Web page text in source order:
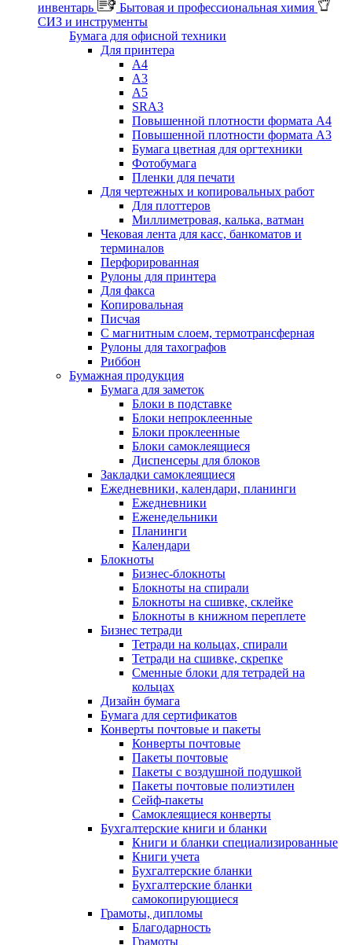
инвентарь
Бытовая и профессиональная химия
СИЗ и инструменты
Бумага для офисной техники
Для принтера
А4
А3
А5
SRA3
Повышенной плотности формата А4
Повышенной плотности формата А3
Бумага цветная для оргтехники
Фотобумага
Пленки для печати
Для чертежных и копировальных работ
Для плоттеров
Миллиметровая, калька, ватман
Чековая лента для касс, банкоматов и
терминалов
Перфорированная
Рулоны для принтера
Для факса
Копировальная
Писчая
С магнитным слоем, термотрансферная
Рулоны для тахографов
Риббон
Бумажная продукция
Бумага для заметок
Блоки в подставке
Блоки непроклеенные
Блоки проклеенные
Блоки самоклеящиеся
Диспенсеры для блоков
Закладки самоклеящиеся
Ежедневники, календари, планинги
Ежедневники
Еженедельники
Планинги
Календари
Блокноты
Бизнес-блокноты
Блокноты на спирали
Блокноты на сшивке, склейке
Блокноты в книжном переплете
Бизнес тетради
Тетради на кольцах, спирали
Тетради на сшивке, скрепке
Сменные блоки для тетрадей на
кольцах
Дизайн бумага
Бумага для сертификатов
Конверты почтовые и пакеты
Конверты почтовые
Пакеты почтовые
Пакеты с воздушной подушкой
Пакеты почтовые полиэтилен
Сейф-пакеты
Самоклеящиеся конверты
Бухгалтерские книги и бланки
Книги и бланки специализированные
Книги учета
Бухгалтерские бланки
Бухгалтерские бланки
самокопирующиеся
Грамоты, дипломы
Благодарность
Грамоты